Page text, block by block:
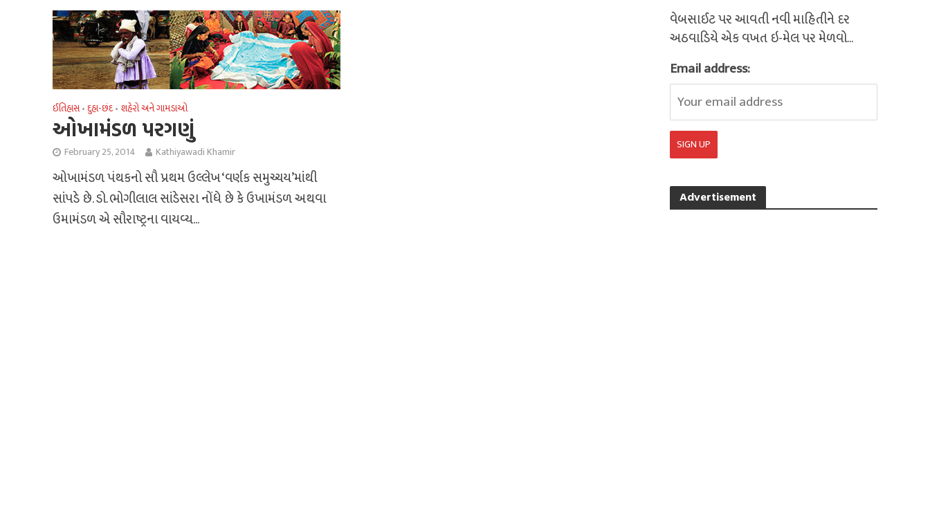
ઈતિહાસ • દુહા-છંદ • શહેરો અને ગામડાઓ
ઓખામંડળ પરગણું
February 25, 2014 Kathiyawadi Khamir
ઓખામંડળ પંથકનો સૌ પ્રથમ ઉલ્લેખ ‘વર્ણક સમુચ્ચય’માંથી
સાંપડે છે. ડો. ભોગીલાલ સાંડેસરા નોંધે છે કે ઉખામંડળ અથવા
ઉમામંડળ એ સૌરાષ્ટ્રના વાયવ્ય...
વેબસાઈટ પર આવતી નવી માહિતીને દર
અઠવાડિયે એક વખત ઇ-મેલ પર મેળવો...
Email address:
Advertisement